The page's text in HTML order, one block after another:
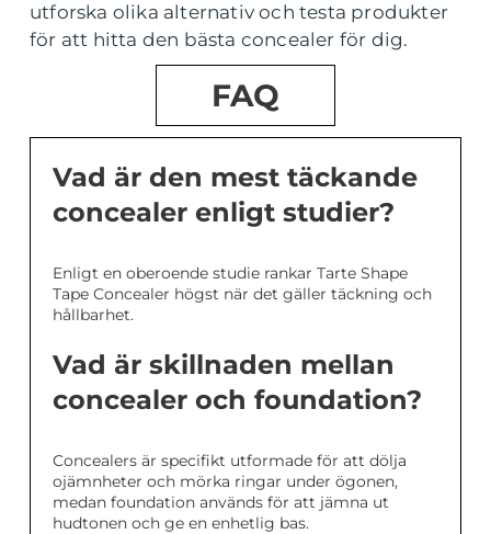
utforska olika alternativ och testa produkter
för att hitta den bästa concealer för dig.
FAQ
Vad är den mest täckande
concealer enligt studier?
Enligt en oberoende studie rankar Tarte Shape
Tape Concealer högst när det gäller täckning och
hållbarhet.
Vad är skillnaden mellan
concealer och foundation?
Concealers är specifikt utformade för att dölja
ojämnheter och mörka ringar under ögonen,
medan foundation används för att jämna ut
hudtonen och ge en enhetlig bas.